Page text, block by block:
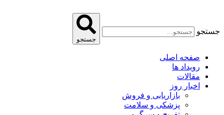
جستجو
جستجو
صفحه اصلی
رویداد ها
مقالات
اخبار روز
بازاریابی و فروش
پزشکی و سلامت